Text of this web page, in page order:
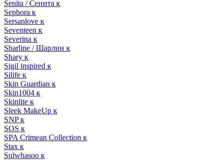
Senita / Сенита к
Sephora к
Sersanlove к
Seventeen к
Severina к
Sharline / Шарлин к
Shary к
Sigil inspired к
Silife к
Skin Guardian к
Skin1004 к
Skinlite к
Sleek MakeUp к
SNP к
SOS к
SPA Crimean Collection к
Stax к
Sulwhasoo к